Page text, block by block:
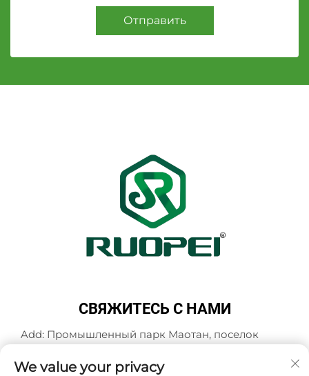
Отправить
СВЯЖИТЕСЬ С НАМИ
Add: Промышленный парк Маотан, поселок
провинция Чжэцзян, Китай
We value your privacy